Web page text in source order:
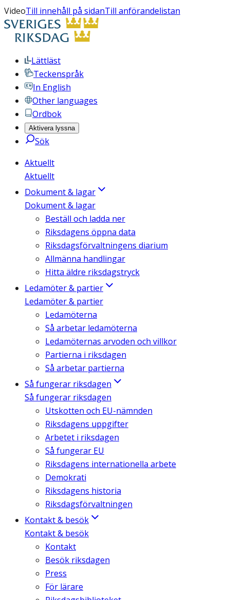
VideoTill innehåll på sidanTill anförandelistan
Lättläst
Teckenspråk
In English
Other languages
Ordbok
Aktivera lyssna
Sök
Aktuellt
Aktuellt
Dokument & lagar
Dokument & lagar
Beställ och ladda ner
Riksdagens öppna data
Riksdagsförvaltningens diarium
Allmänna handlingar
Hitta äldre riksdagstryck
Ledamöter & partier
Ledamöter & partier
Ledamöterna
Så arbetar ledamöterna
Ledamöternas arvoden och villkor
Partierna i riksdagen
Så arbetar partierna
Så fungerar riksdagen
Så fungerar riksdagen
Utskotten och EU-nämnden
Riksdagens uppgifter
Arbetet i riksdagen
Så fungerar EU
Riksdagens internationella arbete
Demokrati
Riksdagens historia
Riksdagsförvaltningen
Kontakt & besök
Kontakt & besök
Kontakt
Besök riksdagen
Press
För lärare